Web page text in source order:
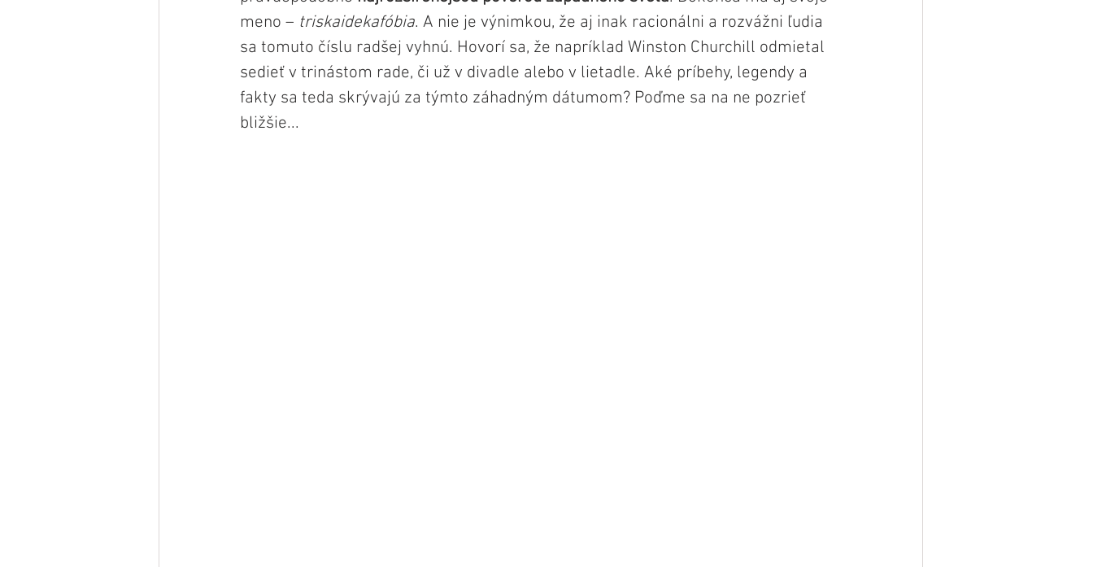
meno – triskaidekafóbia. A nie je výnimkou, že aj inak racionálni a rozvážni ľudia
sa tomuto číslu radšej vyhnú. Hovorí sa, že napríklad Winston Churchill odmietal
sedieť v trinástom rade, či už v divadle alebo v lietadle. Aké príbehy, legendy a
fakty sa teda skrývajú za týmto záhadným dátumom? Poďme sa na ne pozrieť
bližšie...